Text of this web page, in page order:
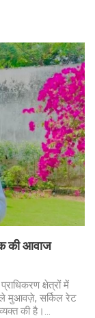
की आवाज
क्षेत्रों में
मुआवज़े, सर्किल रेट
व्यक्त की है।…